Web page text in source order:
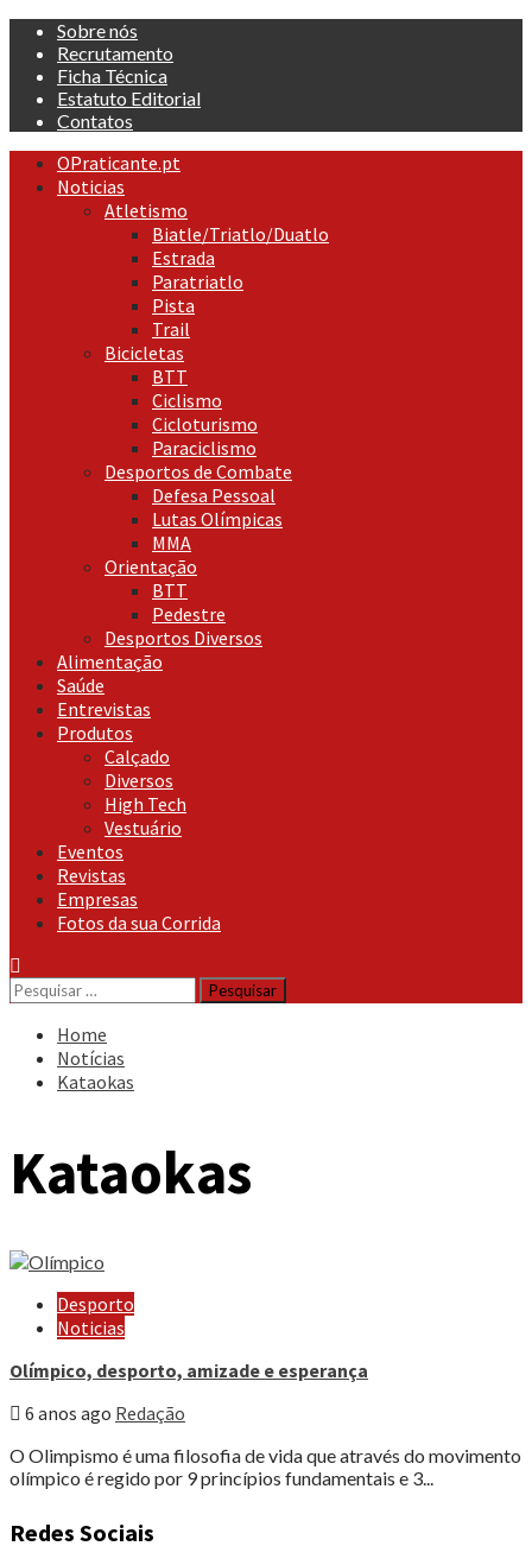
Skip
content
Sobre nós
Recrutamento
Ficha Técnica
Estatuto Editorial
Contatos
Primary
Menu
OPraticante.pt
Noticias
Atletismo
Biatle/Triatlo/Duatlo
Estrada
Paratriatlo
Pista
Trail
Bicicletas
BTT
Ciclismo
Cicloturismo
Paraciclismo
Desportos de Combate
Defesa Pessoal
Lutas Olímpicas
MMA
Orientação
BTT
Pedestre
Desportos Diversos
Alimentação
Saúde
Entrevistas
Produtos
Calçado
Diversos
High Tech
Vestuário
Eventos
Revistas
Empresas
Fotos da sua Corrida
Pesquisar
por:
Home
Notícias
Kataokas
Kataokas
Desporto
Noticias
Olímpico, desporto, amizade e esperança
6 anos ago Redação
O Olimpismo é uma filosofia de vida que através do movimento
olímpico é regido por 9 princípios fundamentais e 3...
Redes Sociais